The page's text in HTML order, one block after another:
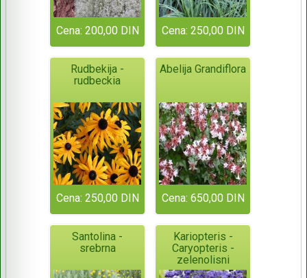
Cena: 200,00 DIN Cena: 250,00 DIN
Rudbekija -
rudbeckia
Cena: 250,00 DIN
Abelija Grandiflora
Cena: 650,00 DIN
Santolina -
srebrna
Kariopteris -
Caryopteris -
zelenolisni